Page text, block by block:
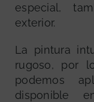
especial,
exterior.
La pintura
rugoso, por
podemos
disponible